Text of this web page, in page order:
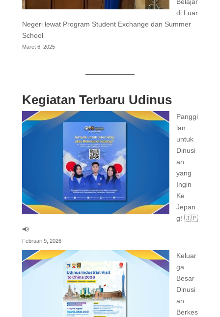
Belajar
di Luar
Negeri lewat Program Student Exchange dan Summer
School
Maret 6, 2025
Kegiatan Terbaru Udinus
Panggi
lan
untuk
Dinusi
an
yang
Ingin
Ke
Jepan
g! 🇯🇵
📢
Februari 9, 2026
Keluar
ga
Besar
Dinusi
an
Berkes